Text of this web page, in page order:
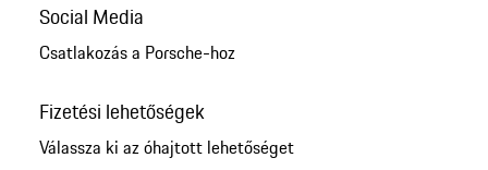
Social Media
Csatlakozás a Porsche-hoz
Fizetési lehetőségek
Válassza ki az óhajtott lehetőséget